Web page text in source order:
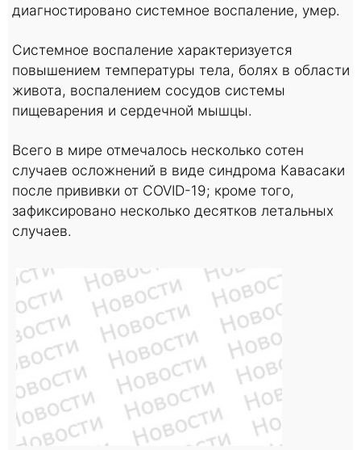
диагностировано системное воспаление, умер.
Системное воспаление характеризуется
повышением температуры тела, болях в области
живота, воспалением сосудов системы
пищеварения и сердечной мышцы.
Всего в мире отмечалось несколько сотен
случаев осложнений в виде синдрома Кавасаки
после прививки от COVID-19; кроме того,
зафиксировано несколько десятков летальных
случаев.